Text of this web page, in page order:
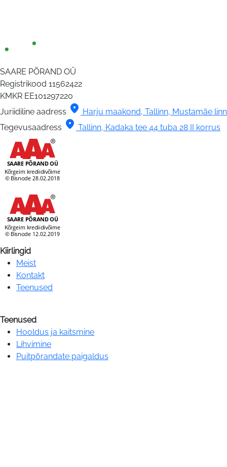
SAARE PÕRAND OÜ
Registrikood 11562422
KMKR EE101297220
Juriidiline aadress location_on Harju maakond, Tallinn, Mustamäe
Tegevusaadress location_on Tallinn, Kadaka tee 44 tuba 28 II korrus
Kiirlingid
Meist
Kontakt
Teenused
Teenused
Hooldus ja kaitsmine
Lihvimine
Puitpõrandate paigaldus